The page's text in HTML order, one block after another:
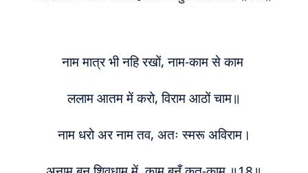
नाम मात्र भी नहि रखों, नाम-काम से काम
ललाम आतममें करो, विराम आठों चाम॥
नाम धरो अर नाम तव, अतः स्मरू अविराम।